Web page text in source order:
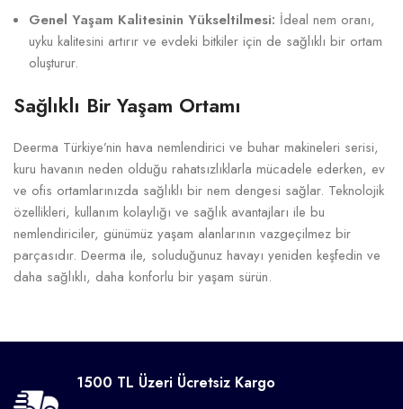
Genel Yaşam Kalitesinin Yükseltilmesi: İdeal nem oranı,
uyku kalitesini artırır ve evdeki bitkiler için de sağlıklı bir ortam
oluşturur.
Sağlıklı Bir Yaşam Ortamı
Deerma Türkiye’nin hava nemlendirici ve buhar makineleri serisi,
kuru havanın neden olduğu rahatsızlıklarla mücadele ederken, ev
ve ofis ortamlarınızda sağlıklı bir nem dengesi sağlar. Teknolojik
özellikleri, kullanım kolaylığı ve sağlık avantajları ile bu
nemlendiriciler, günümüz yaşam alanlarının vazgeçilmez bir
parçasıdır. Deerma ile, soluduğunuz havayı yeniden keşfedin ve
daha sağlıklı, daha konforlu bir yaşam sürün.
1500 TL Üzeri Ücretsiz Kargo